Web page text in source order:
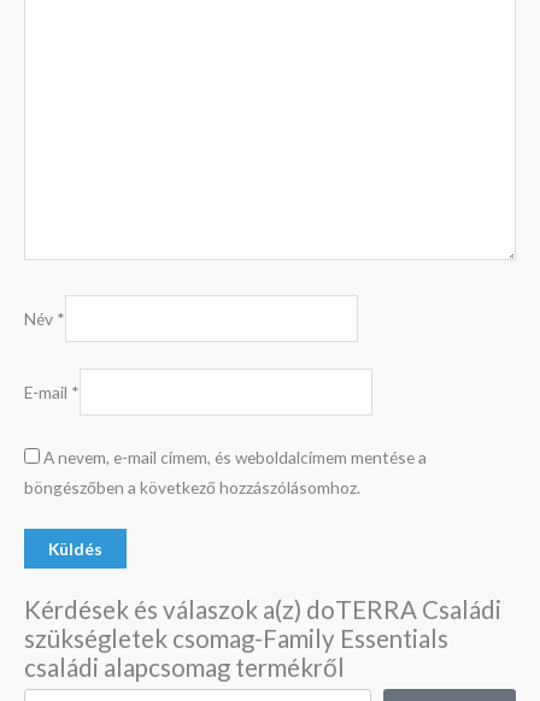
Név *
E-mail *
A nevem, e-mail címem, és weboldalcímem mentése a
böngészőben a következő hozzászólásomhoz.
Kérdések és válaszok a(z) doTERRA Családi
szükségletek csomag-Family Essentials
családi alapcsomag termékről